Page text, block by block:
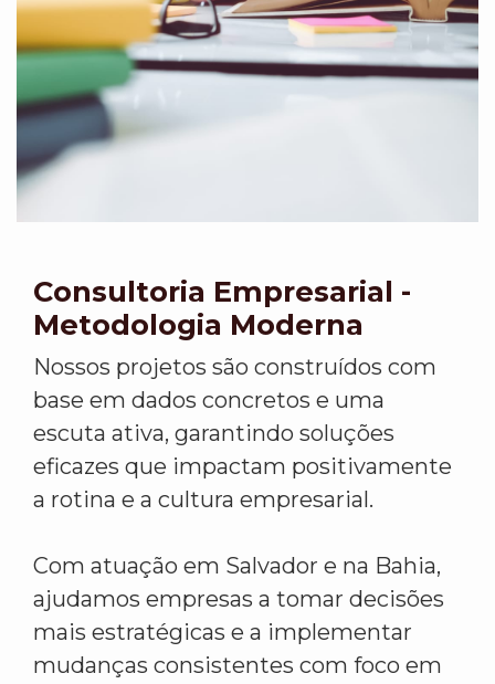
Consultoria Empresarial -
Metodologia Moderna
Nossos projetos são construídos com
base em dados concretos e uma
escuta ativa, garantindo soluções
eficazes que impactam positivamente
a rotina e a cultura empresarial.
Com atuação em Salvador e na Bahia,
ajudamos empresas a tomar decisões
mais estratégicas e a implementar
mudanças consistentes com foco em